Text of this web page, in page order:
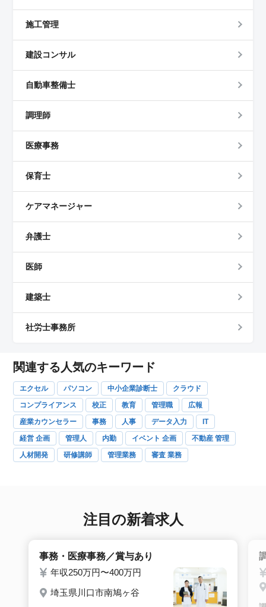
施工管理
建設コンサル
自動車整備士
調理師
医療事務
保育士
ケアマネージャー
弁護士
医師
建築士
社労士事務所
関連する人気のキーワード
エクセル パソコン 中小企業診断士
クラウド
コンプライアンス
校正 教育 管理職
広報
産業カウンセラー
事務 人事 データ入力
IT
経営 企画
管理人 内勤 イベント 企画
不動産 管理
人材開発
研修講師 管理業務 審査 業務
注目の新着求人
事務・医療事務／賞与あり
年収250万円〜400万円
埼玉県川口市南鳩ヶ谷